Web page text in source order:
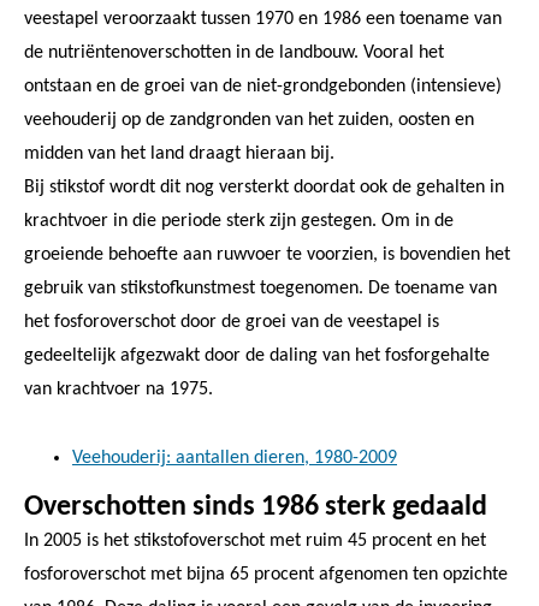
veestapel veroorzaakt tussen 1970 en 1986 een toename van
de nutriëntenoverschotten in de landbouw. Vooral het
ontstaan en de groei van de niet-grondgebonden (intensieve)
veehouderij op de zandgronden van het zuiden, oosten en
midden van het land draagt hieraan bij.
Bij stikstof wordt dit nog versterkt doordat ook de gehalten in
krachtvoer in die periode sterk zijn gestegen. Om in de
groeiende behoefte aan ruwvoer te voorzien, is bovendien het
gebruik van stikstofkunstmest toegenomen. De toename van
het fosforoverschot door de groei van de veestapel is
gedeeltelijk afgezwakt door de daling van het fosforgehalte
van krachtvoer na 1975.
Veehouderij: aantallen dieren, 1980-2009
Overschotten sinds 1986 sterk gedaald
In 2005 is het stikstofoverschot met ruim 45 procent en het
fosforoverschot met bijna 65 procent afgenomen ten opzichte